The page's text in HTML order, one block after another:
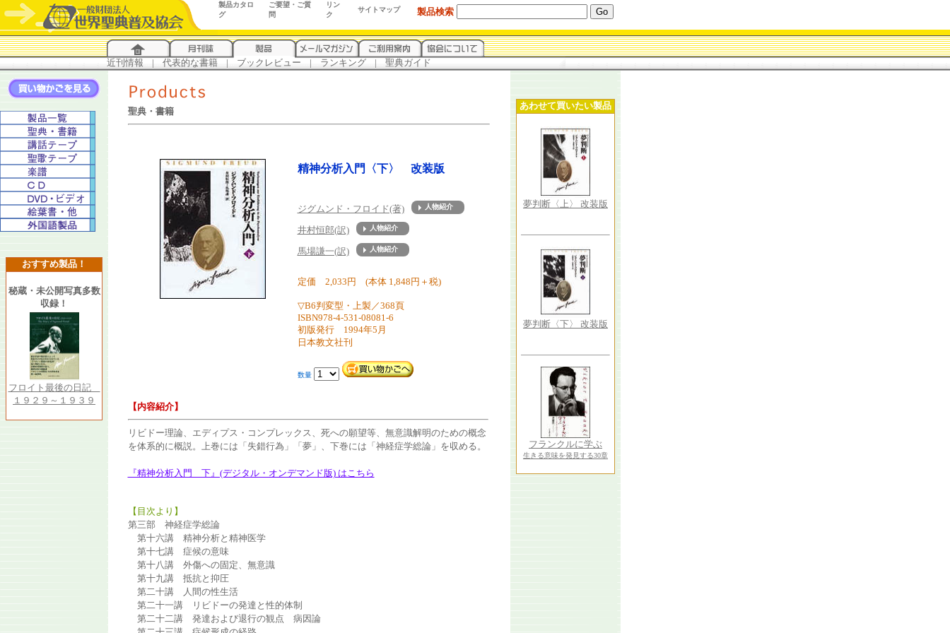
製品カタロ
グ
ご要望・ご質
問
リン
ク
サイトマップ 製品検索
近刊情報 | 代表的な書籍 | ブックレビュー | ランキング | 聖典ガイド
おすすめ製品！
秘蔵・未公開写真多数
収録！
フロイト最後の日記
１９２９～１９３９
聖典・書籍
精神分析入門〈下〉 改装版
ジグムンド・フロイド(著)
about
井村恒郎(訳)
about
馬場謙一(訳)
about
定価 2,033円 (本体 1,848円＋税)
▽B6判変型・上製／368頁
ISBN978-4-531-08081-6
初版発行 1994年5月
日本教文社刊
数量
【内容紹介】
リビドー理論、エディプス・コンプレックス、死への願望等、無意識解明のための概念
を体系的に概説。上巻には「失錯行為」「夢」、下巻には「神経症学総論」を収める。
『精神分析入門 下』(デジタル・オンデマンド版) はこちら
【目次より】
第三部 神経症学総論
第十六講 精神分析と精神医学
第十七講 症候の意味
第十八講 外傷への固定、無意識
第十九講 抵抗と抑圧
第二十講 人間の性生活
第二十一講 リビドーの発達と性的体制
第二十二講 発達および退行の観点 病因論
あわせて買いたい製品
夢判断〈上〉 改装版
夢判断〈下〉 改装版
フランクルに学ぶ
生きる意味を発見する30章